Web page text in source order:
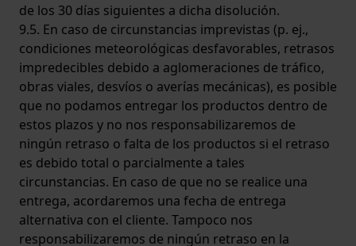
de los 30 días siguientes a dicha disolución.
9.5. En caso de circunstancias imprevistas (p. ej.,
condiciones meteorológicas desfavorables, retrasos
impredecibles debido a aglomeraciones de tráfico,
obras viales, desvíos o averías mecánicas), es posible
que no podamos entregar los productos dentro de
estos plazos y no nos responsabilizaremos de
ningún retraso o falta de los productos si el retraso
es debido total o parcialmente a tales
circunstancias. En caso de que no se realice una
entrega, acordaremos una fecha de entrega
alternativa con el cliente. Tampoco nos
responsabilizaremos de ningún retraso en la